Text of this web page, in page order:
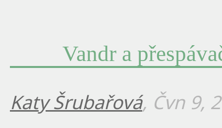
Vandr a
Katy Šrubařová, Čvn 9,